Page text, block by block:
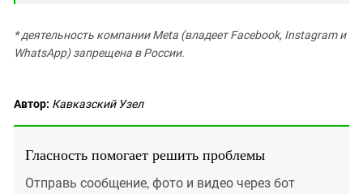
* деятельность компании Meta (владеет Facebook, Instagram и
WhatsApp) запрещена в России.
Автор: Кавказский Узел
Гласность помогает решить проблемы
Отправь сообщение, фото и видео через бот